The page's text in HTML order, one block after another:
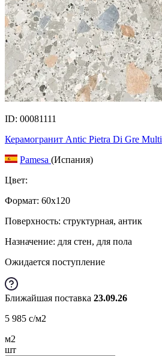
ID: 00081111
Керамогранит Antic Pietra Di Gre Multi
Pamesa (Испания)
Цвет:
Формат: 60x120
Поверхность: структурная, антик
Назначение: для стен, для пола
Ожидается поступление
Ближайшая поставка 23.09.26
5 985 c/м2
м2
шт